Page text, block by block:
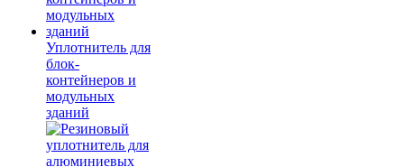
Уплотнитель для
блок-
контейнеров и
модульных
зданий